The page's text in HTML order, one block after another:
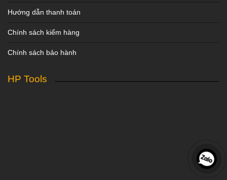
Hướng dẫn thanh toán
Chính sách kiểm hàng
Chính sách bảo hành
HP Tools